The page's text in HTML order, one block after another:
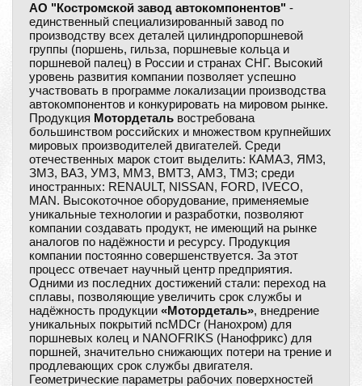
АО "Костромской завод автокомпонентов" -
единственный специализированный завод по
производству всех деталей цилиндропоршневой
группы (поршень, гильза, поршневые кольца и
поршневой палец) в России и странах СНГ. Высокий
уровень развития компании позволяет успешно
участвовать в программе локализации производства
автокомпонентов и конкурировать на мировом рынке.
Продукция Мотордеталь востребована
большинством российских и множеством крупнейших
мировых производителей двигателей. Среди
отечественных марок стоит выделить: КАМАЗ, ЯМ3,
ЗМЗ, ВАЗ, УМЗ, ММЗ, ВМТЗ, АМЗ, ТМЗ; среди
иностранных: RENAULT, NISSAN, FORD, IVECO,
MAN. Высокоточное оборудование, применяемые
уникальные технологии и разработки, позволяют
компании создавать продукт, не имеющий на рынке
аналогов по надёжности и ресурсу. Продукция
компании постоянно совершенствуется. За этот
процесс отвечает научный центр предприятия.
Одними из последних достижений стали: переход на
сплавы, позволяющие увеличить срок службы и
надёжность продукции «Мотордеталь», внедрение
уникальных покрытий ncMDCr (Нанохром) для
поршневых колец и NANOFRIKS (Нанофрикс) для
поршней, значительно снижающих потери на трение и
продлевающих срок службы двигателя.
Геометрические параметры рабочих поверхностей